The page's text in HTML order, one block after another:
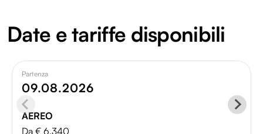
Date e tariffe disponibili
Partenza
09.08.2026
AEREO
Da € 6.340